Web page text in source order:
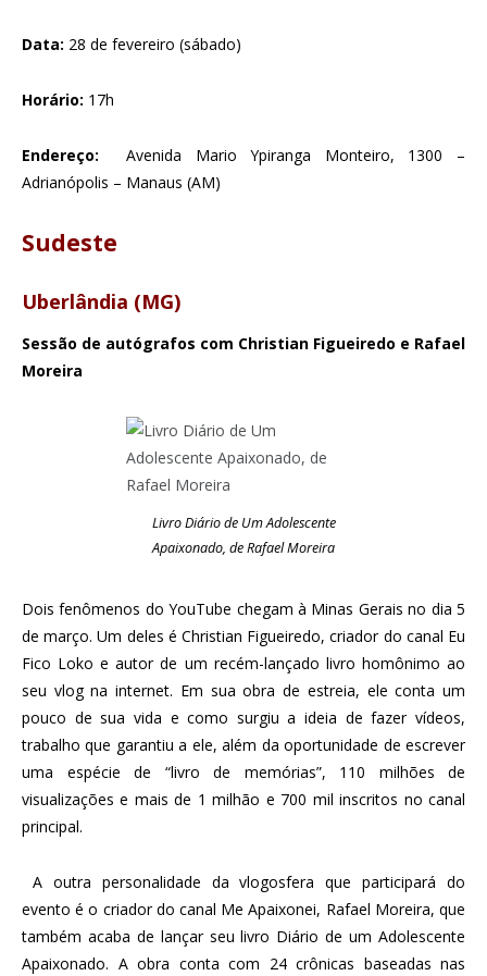
Data: 28 de fevereiro (sábado)
Horário: 17h
Endereço: Avenida Mario Ypiranga Monteiro, 1300 –
Adrianópolis – Manaus (AM)
Sudeste
Uberlândia (MG)
Sessão de autógrafos com Christian Figueiredo e Rafael
Moreira
Livro Diário de Um Adolescente
Apaixonado, de Rafael Moreira
Dois fenômenos do YouTube chegam à Minas Gerais no dia 5
de março. Um deles é Christian Figueiredo, criador do canal Eu
Fico Loko e autor de um recém-lançado livro homônimo ao
seu vlog na internet. Em sua obra de estreia, ele conta um
pouco de sua vida e como surgiu a ideia de fazer vídeos,
trabalho que garantiu a ele, além da oportunidade de escrever
uma espécie de “livro de memórias”, 110 milhões de
visualizações e mais de 1 milhão e 700 mil inscritos no canal
principal.
A outra personalidade da vlogosfera que participará do
evento é o criador do canal Me Apaixonei, Rafael Moreira, que
também acaba de lançar seu livro Diário de um Adolescente
Apaixonado. A obra conta com 24 crônicas baseadas nas